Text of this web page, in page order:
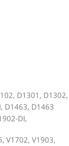
D1301, D1302,
D1463, D1463
DI,
V1702, V1903,